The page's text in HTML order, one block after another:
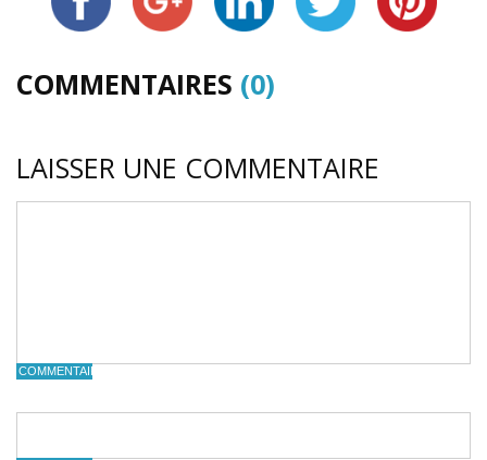
COMMENTAIRES (0)
LAISSER UNE COMMENTAIRE
COMMENTAIRE